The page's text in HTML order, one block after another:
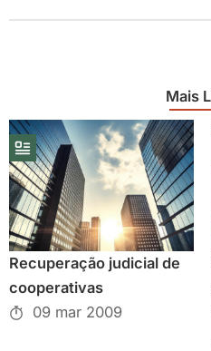
Mais
Recuperação judicial de
cooperativas
09 mar 2009